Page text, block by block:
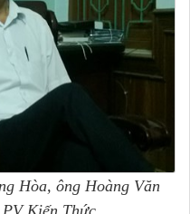
Hòa, ông Hoàng Văn
Kiến Thức